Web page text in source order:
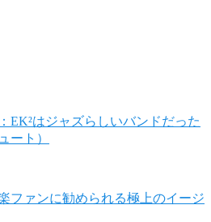
EK²はジャズらしいバンドだった
ート）
ファンに勧められる極上のイージ